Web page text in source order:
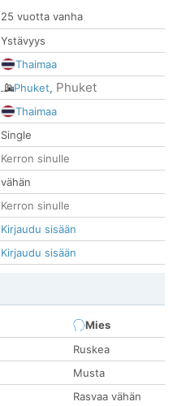
25 vuotta vanha
Ystävyys
Thaimaa
Phuket, Phuket
Thaimaa
Single
Kerron sinulle
vähän
Kerron sinulle
Kirjaudu sisään
Kirjaudu sisään
Mies
Ruskea
Musta
Rasvaa vähän